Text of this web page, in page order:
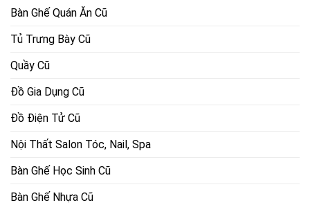
Bàn Ghế Quán Ăn Cũ
Tủ Trưng Bày Cũ
Quầy Cũ
Đồ Gia Dụng Cũ
Đồ Điện Tử Cũ
Nội Thất Salon Tóc, Nail, Spa
Bàn Ghế Học Sinh Cũ
Bàn Ghế Nhựa Cũ